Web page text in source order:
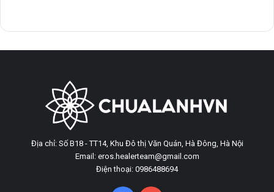
Địa chỉ: Số B18 - TT14, Khu Đô thị Văn Quán, Hà Đông, Hà Nội
Email: eros.healerteam@gmail.com
Điện thoại: 0986488694